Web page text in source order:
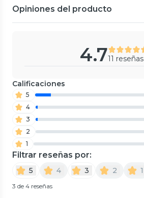
Opiniones del producto
4.711 reseñas
Calificaciones
5
4
3
2
1
Filtrar reseñas por:
5 4 3 2 1
3 de 4 reseñas